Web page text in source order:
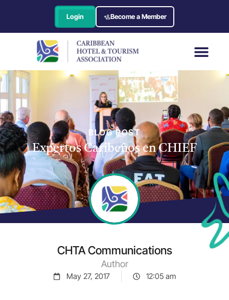
Login Become a Member
BLOG POST
Expertos Caribeños en CHIEF
CHTA Communications
Author
May 27, 2017 12:05 am